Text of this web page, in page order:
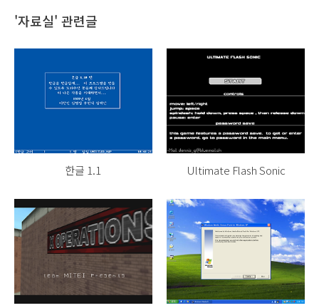
'자료실' 관련글
한글 1.1 Ultimate Flash Sonic